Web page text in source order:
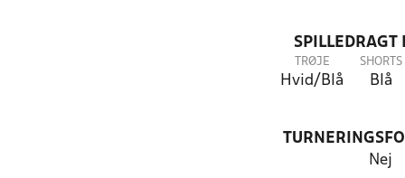
SPILLEDRAGT
TRØJE
Hvid/Blå
SHORTS
Blå
Nej